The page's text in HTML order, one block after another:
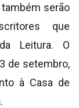
serão
que
Leitura. O
de setembro,
à Casa de